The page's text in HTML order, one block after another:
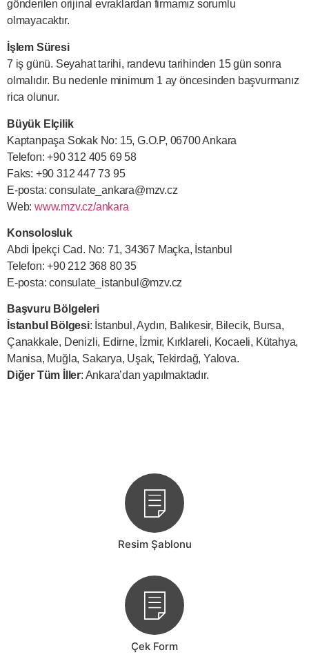
gönderilen orijinal evraklardan firmamız sorumlu
olmayacaktır.
İşlem Süresi
7 iş günü. Seyahat tarihi, randevu tarihinden 15 gün sonra
olmalıdır. Bu nedenle minimum 1 ay öncesinden başvurmanız
rica olunur.
Büyük Elçilik
Kaptanpaşa Sokak No: 15, G.O.P, 06700 Ankara
Telefon: +90 312 405 69 58
Faks: +90 312 447 73 95
E-posta:consulate_ankara@mzv.cz
Web: www.mzv.cz/ankara
Konsolosluk
Abdi İpekçi Cad. No: 71, 34367 Maçka, İstanbul
Telefon: +90 212 368 80 35
E-posta:consulate_istanbul@mzv.cz
Başvuru Bölgeleri
İstanbul Bölgesi: İstanbul, Aydın, Balıkesir, Bilecik, Bursa,
Çanakkale, Denizli, Edirne, İzmir, Kırklareli, Kocaeli, Kütahya,
Manisa, Muğla, Sakarya, Uşak, Tekirdağ, Yalova.
Diğer Tüm İller: Ankara’dan yapılmaktadır.
Resim Şablonu
Çek Form